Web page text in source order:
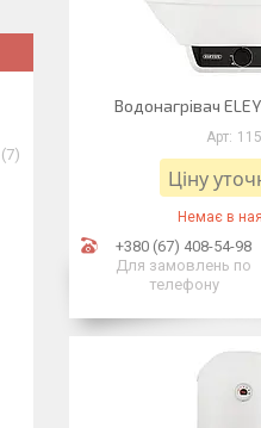
Водонагрівач
Ціну
Немає в
+380 (67) 408-54-98
Для замовлень по
телефону
7